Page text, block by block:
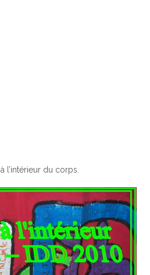
à l’intérieur du corps.